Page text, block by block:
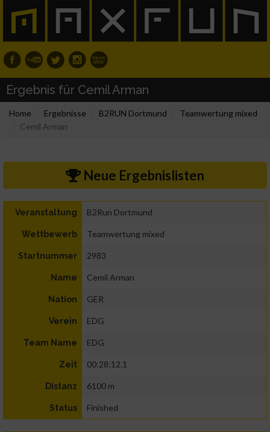
Ergebnis für Cemil Arman
Home Ergebnisse B2RUN Dortmund
Teamwertung mixed
Cemil Arman
Neue Ergebnislisten
Veranstaltung B2Run Dortmund
Wettbewerb Teamwertung mixed
Startnummer 2983
Name Cemil Arman
Nation GER
Verein EDG
Team Name EDG
Zeit 00:28:12.1
Distanz 6100 m
Status Finished